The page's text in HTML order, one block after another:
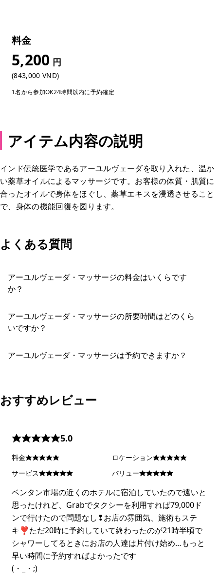
料金
5,200 円
(843,000 VND)
1名から参加OK24時間以内に予約確定
アイテム内容の説明
インド伝統医学であるアーユルヴェーダを取り入れた、温か
い薬草オイルによるマッサージです。お客様の体質・肌質に
合ったオイルで身体をほぐし、薬草エキスを浸透させること
で、身体の機能回復を図ります。
よくある質問
アーユルヴェーダ・マッサージの料金はいくらです
か？
アーユルヴェーダ・マッサージの所要時間はどのくら
いですか？
アーユルヴェーダ・マッサージは予約できますか？
おすすめレビュー
5.0
料金
ロケーション
サービス
バリュー
ベンタン市場の近くのホテルに宿泊していたので遠いと
思ったけれど、Grabでタクシーを利用すれば79,000ド
ンで行けたので問題なし❢お店の雰囲気、施術もステ
キ❣ただ20時に予約していて終わったのが21時半頃で
シャワーしてるときにお店の人達は片付け始め…もっと
早い時間に予約すればよかったです
(・_・;)